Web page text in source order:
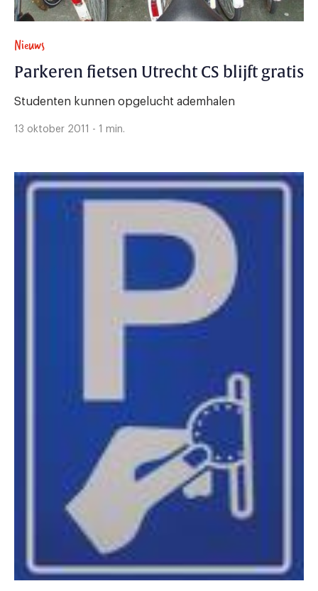
Nieuws
Parkeren fietsen Utrecht CS blijft gratis
Studenten kunnen opgelucht ademhalen
13 oktober 2011 - 1 min.